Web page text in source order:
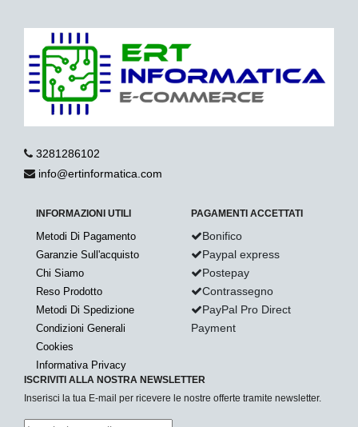
3281286102
info@ertinformatica.com
INFORMAZIONI UTILI
Metodi Di Pagamento
Garanzie Sull'acquisto
Chi Siamo
Reso Prodotto
Metodi Di Spedizione
Condizioni Generali
Cookies
Informativa Privacy
PAGAMENTI ACCETTATI
Bonifico
Paypal express
Postepay
Contrassegno
PayPal Pro Direct
Payment
ISCRIVITI ALLA NOSTRA NEWSLETTER
Inserisci la tua E-mail per ricevere le nostre offerte tramite newsletter.